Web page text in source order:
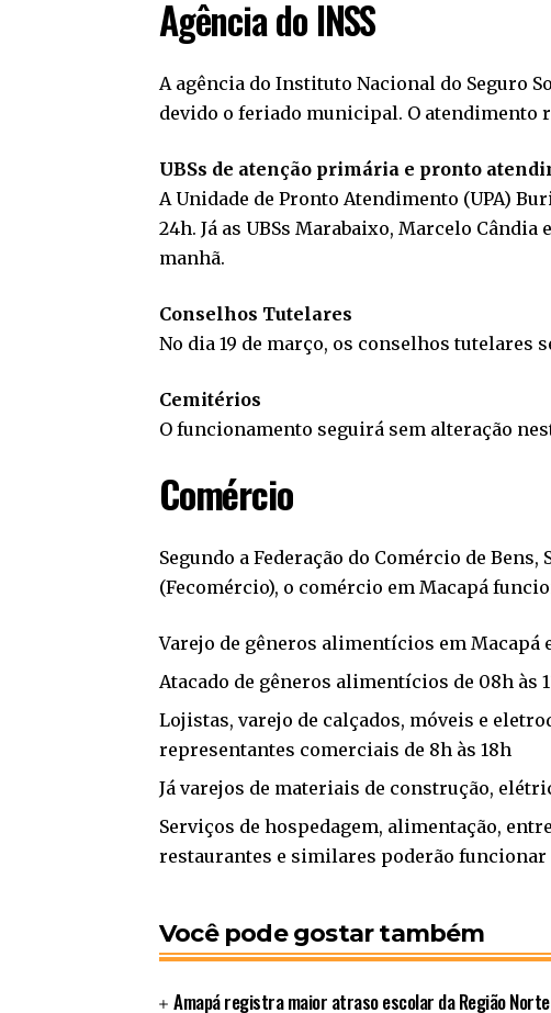
Agência do INSS
A agência do Instituto Nacional do Seguro
devido o feriado municipal. O atendimento
UBSs de atenção primária e pronto
A Unidade de Pronto Atendimento (UPA)
24h. Já as UBSs Marabaixo, Marcelo
manhã.
Conselhos Tutelares
No dia 19 de março, os conselhos tutelares
Cemitérios
O funcionamento seguirá sem alteração
Comércio
Segundo a Federação do Comércio de
(Fecomércio), o comércio em Macapá
Varejo de gêneros alimentícios em Macapá
Atacado de gêneros alimentícios de 08h às
Lojistas, varejo de calçados, móveis e
representantes comerciais de 8h às 18h
Já varejos de materiais de construção,
Serviços de hospedagem, alimentação,
restaurantes e similares poderão
Você pode gostar também
Amapá registra maior atraso escolar da Região